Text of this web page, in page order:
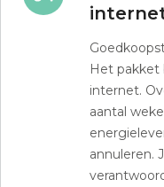
Het pakket
internet.
aantal
annuleren.